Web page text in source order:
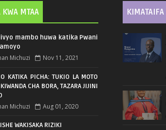
KWA MTAA
mambo huwa katika Pwani
Michuzi Nov 11, 2021
KATIKA PICHA: TUKIO LA MOTO
CHA BORA, TAZARA JIJINI
Michuzi Aug 01, 2020
WAKISAKA RIZIKI
KIMATAIFA